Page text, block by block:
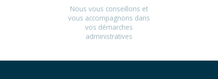
Nous vous conseillons et
vous accompagnons dans
vos démarches
administratives